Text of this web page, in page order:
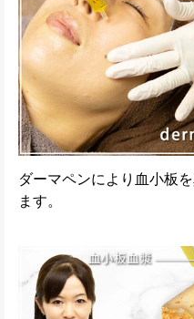
ダーマペンにより血小板
ます。